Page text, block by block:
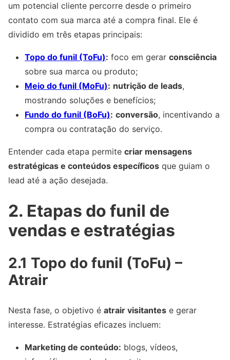
um potencial cliente percorre desde o primeiro
contato com sua marca até a compra final. Ele é
dividido em três etapas principais:
Topo do funil (ToFu): foco em gerar consciência
sobre sua marca ou produto;
Meio do funil (MoFu): nutrição de leads,
mostrando soluções e benefícios;
Fundo do funil (BoFu): conversão, incentivando a
compra ou contratação do serviço.
Entender cada etapa permite criar mensagens
estratégicas e conteúdos específicos que guiam o
lead até a ação desejada.
2. Etapas do funil de
vendas e estratégias
2.1 Topo do funil (ToFu) –
Atrair
Nesta fase, o objetivo é atrair visitantes e gerar
interesse. Estratégias eficazes incluem:
Marketing de conteúdo: blogs, vídeos,